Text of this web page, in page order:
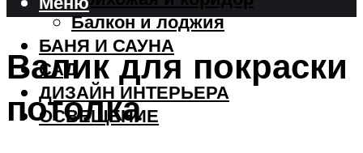
Балкон и лоджия
БАНЯ И САУНА
САД
ДИЗАЙН ИНТЕРЬЕРА
ОСВЕЩЕНИЕ
Валик для покраски
потолка